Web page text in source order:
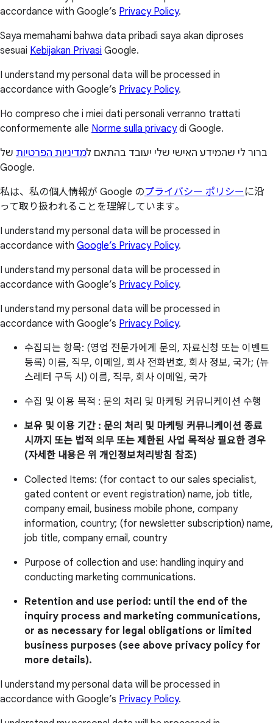
accordance with Google’s Privacy Policy.
Saya memahami bahwa data pribadi saya akan diproses
sesuai Kebijakan Privasi Google.
I understand my personal data will be processed in
accordance with Google’s Privacy Policy.
Ho compreso che i miei dati personali verranno trattati
conformemente alle Norme sulla privacydi Google.
ברור לי שהמידע האישי שלי יעובד בהתאם למדיניות הפרטיות של
Google.
私は、私の個人情報が Google のプライバシー ポリシー に沿
って取り扱われることを理解しています。
I understand my personal data will be processed in
accordance with Google’s Privacy Policy.
I understand my personal data will be processed in
accordance with Google’s Privacy Policy.
I understand my personal data will be processed in
accordance with Google’s Privacy Policy.
수집되는 항목: (영업 전문가에게 문의, 자료신청 또는 이벤트
등록) 이름, 직무, 이메일, 회사 전화번호, 회사 정보, 국가; (뉴
스레터 구독 시) 이름, 직무, 회사 이메일, 국가
수집 및 이용 목적 : 문의 처리 및 마케팅 커뮤니케이션 수행
보유 및 이용 기간 : 문의 처리 및 마케팅 커뮤니케이션 종료
시까지 또는 법적 의무 또는 제한된 사업 목적상 필요한 경우
(자세한 내용은 위 개인정보처리방침 참조)
Collected Items: (for contact to our sales specialist,
gated content or event registration) name, job title,
company email, business mobile phone, company
information, country; (for newsletter subscription) name,
job title, company email, country
Purpose of collection and use: handling inquiry and
conducting marketing communications.
Retention and use period: until the end of the
inquiry process and marketing communications,
or as necessary for legal obligations or limited
business purposes (see above privacy policy for
more details).
I understand my personal data will be processed in
accordance with Google’s Privacy Policy.